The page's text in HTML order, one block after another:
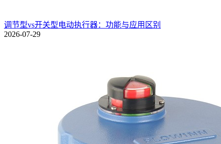
调节型vs开关型电动执行器：功能与应用区别
2026-07-29